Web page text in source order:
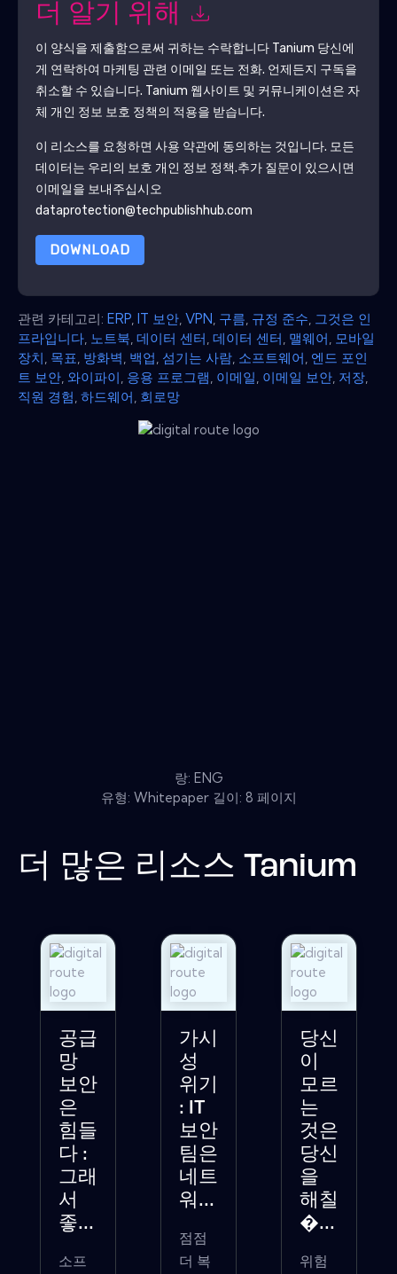
더 알기 위해
이 양식을 제출함으로써 귀하는 수락합니다 Tanium 당신에
게 연락하여 마케팅 관련 이메일 또는 전화. 언제든지 구독을
취소할 수 있습니다. Tanium 웹사이트 및 커뮤니케이션은 자
체 개인 정보 보호 정책의 적용을 받습니다.
이 리소스를 요청하면 사용 약관에 동의하는 것입니다. 모든
데이터는 우리의 보호 개인 정보 정책.추가 질문이 있으시면
이메일을 보내주십시오
dataprotection@techpublishhub.com
DOWNLOAD
관련 카테고리: ERP IT 보안 VPN 구름 규정 준수 그것은 인
프라입니다 노트북 데이터 센터 데이터 센터 맬웨어 모바일
장치 목표 방화벽 백업 섬기는 사람 소프트웨어 엔드 포인
트 보안 와이파이 응용 프로그램 이메일 이메일 보안 저장
직원 경험 하드웨어 회로망
랑: ENG
유형: Whitepaper 길이: 8 페이지
더 많은 리소스 Tanium
공급
망
보안
은
힘들
다 :
그래
서
좋...
소프
가시
성
위기
: IT
보안
팀은
네트
워...
점점
더 복
당신
이
모르
는
것은
당신
을
해칠
�...
위험